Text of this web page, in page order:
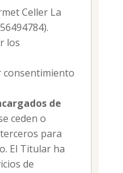
Celler La
los
consentimiento
de
ceden o
para
El Titular ha
de